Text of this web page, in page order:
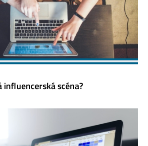
influencerská scéna?